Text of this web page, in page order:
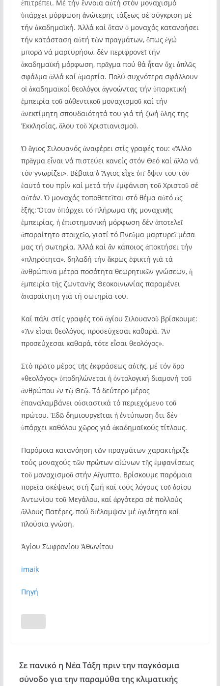
ἐπιτρέπει. Μέ τήν ἔννοια αὐτή στόν μοναχισμό
ὑπάρχει μόρφωση ἀνώτερης τάξεως σέ σύγκριση μέ
τήν ἀκαδημαϊκή. Ἀλλά καί ὅταν ὁ μοναχός κατανοήσει
τήν κατάσταση αὐτή τῶν πραγμάτων, ὅπως ἐγώ
μπορῶ νά μαρτυρήσω, δέν περιφρονεῖ τήν
ἀκαδημαϊκή μόρφωση, πρᾶγμα πού θά ἦταν ὄχι ἁπλῶς
σφάλμα ἀλλά καί ἁμαρτία. Πολύ συχνότερα σφάλλουν
οἱ ἀκαδημαϊκοί θεολόγοι ἀγνοώντας τήν ὑπαρκτική
ἐμπειρία τοῦ αὐθεντικοῦ μοναχισμοῦ καί τήν
ἀνεκτίμητη σπουδαιότητά του γιά τή ζωή ὅλης της
Ἐκκλησίας, ὅλου τοῦ Χριστιανισμοῦ.
Ὁ ἅγιος Σιλουανός ἀναφέρει στίς γραφές του: «Ἄλλο
πρᾶγμα εἶναι νά πιστεύει κανείς στόν Θεό καί ἄλλο νά
τόν γνωρίζει». Βέβαια ὁ Ἅγιος εἶχε ὑπ’ ὄψιν του τόν
ἑαυτό του πρίν καί μετά τήν ἐμφάνιση τοῦ Χριστοῦ σέ
αὐτόν. Ὁ μοναχός τοποθετεῖται στό θέμα αὐτό ὡς
ἑξῆς: Ὅταν ὑπάρχει τό πλήρωμα τῆς μοναχικῆς
ἐμπειρίας, ἡ ἐπιστημονική μόρφωση δέν ἀποτελεῖ
ἀπαραίτητο στοιχεῖο, γιατί τό Πνεῦμα μαρτυρεῖ μέσα
μας τή σωτηρία. Ἀλλά καί ἄν κάποιος ἀποκτήσει τήν
«πληρότητα», δηλαδή τήν ἄκρως ἐφικτή γιά τά
ἀνθρώπινα μέτρα ποσότητα θεωρητικῶν γνώσεων, ἡ
ἐμπειρία τῆς ζωντανῆς Θεοκοινωνίας παραμένει
ἀπαραίτητη γιά τή σωτηρία του.
Καί πάλι στίς γραφές τοῦ ἁγίου Σιλουανοῦ βρίσκουμε:
«Ἄν εἶσαι θεολόγος, προσεύχεσαι καθαρά. Ἄν
προσεύχεσαι καθαρά, τότε εἶσαι θεολόγος».
Στό πρῶτο μέρος τῆς ἐκφράσεως αὐτῆς, μέ τόν ὄρο
«θεολόγος» ὑποδηλώνεται ἡ ὀντολογική διαμονή τοῦ
ἀνθρώπου ἐν τῷ Θεῷ. Τό δεύτερο μέρος
ἐπαναλαμβάνει οὐσιαστικά τό περιεχόμενο τοῦ
πρώτου. Ἐδῶ δημιουργεῖται ἡ ἐντύπωση ὅτι δέν
ὑπάρχει καθόλου χῶρος γιά ἀκαδημαϊκούς τίτλους.
Παρόμοια κατανόηση τῶν πραγμάτων χαρακτήριζε
τούς μοναχούς τῶν πρώτων αἰώνων τῆς ἐμφανίσεως
τοῦ μοναχισμοῦ στήν Αἴγυπτο. Βρίσκουμε παρόμοια
πορεία σκέψεως στή ζωή καί τούς λόγους τοῦ ὁσίου
Ἀντωνίου τοῦ Μεγάλου, καί ἀργότερα σέ πολλούς
ἄλλους Πατέρες, πού διέλαμψαν μέ ἁγιότητα καί
πλούσια γνώση.
Ἁγίου Σωφρονίου Ἀθωνίτου
imaik
Πηγή
Σε πανικό η Νέα Τάξη πριν την παγκόσμια
σύνοδο για την παραμύθα της κλιματικής